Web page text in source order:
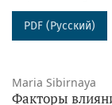
PDF (Русский)
Maria Sibirnaya
Факторы